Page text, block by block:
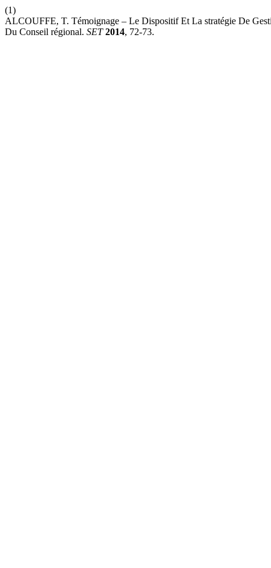
(1)
ALCOUFFE, T. Témoignage – Le Dispositif Et La stratégie De
Du Conseil régional. SET 2014, 72-73.